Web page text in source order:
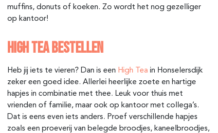
muffins, donuts of koeken. Zo wordt het nog gezelliger
op kantoor!
HIGH TEA BESTELLEN
Heb jij iets te vieren? Dan is een High Tea in Honselersdijk
zeker een goed idee. Allerlei heerlijke zoete en hartige
hapjes in combinatie met thee. Leuk voor thuis met
vrienden of familie, maar ook op kantoor met collega’s.
Dat is eens even iets anders. Proef verschillende hapjes
zoals een proeverij van belegde broodjes, kaneelbroodjes,